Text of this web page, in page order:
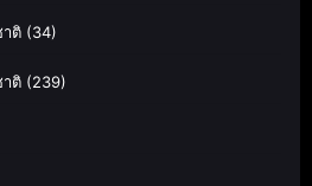
ติ (34)
ติ (239)